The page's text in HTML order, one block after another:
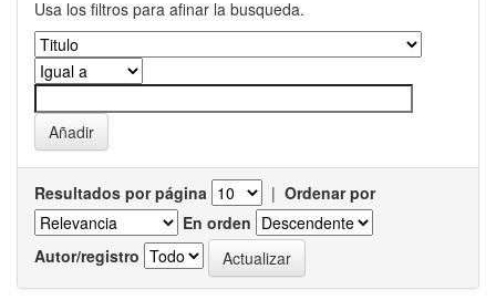
Usa los filtros para afinar la busqueda.
Resultados por página | Ordenar por
En orden
Autor/registro